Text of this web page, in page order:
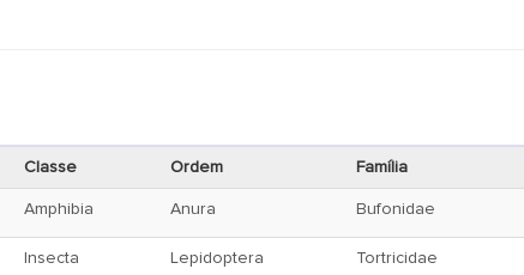
Classe Ordem Família
Amphibia Anura Bufonidae
Insecta Lepidoptera Tortricidae